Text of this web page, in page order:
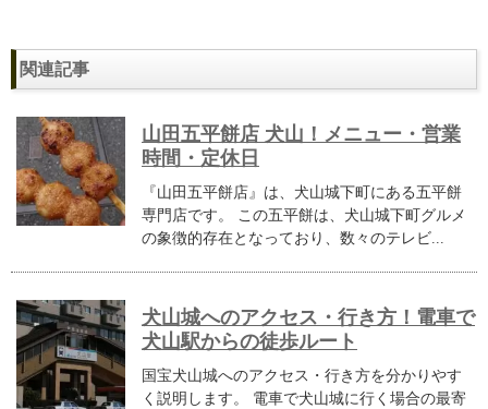
関連記事
山田五平餅店 犬山！メニュー・営業
時間・定休日
『山田五平餅店』は、犬山城下町にある五平餅
専門店です。 この五平餅は、犬山城下町グルメ
の象徴的存在となっており、数々のテレビ...
犬山城へのアクセス・行き方！電車で
犬山駅からの徒歩ルート
国宝犬山城へのアクセス・行き方を分かりやす
く説明します。 電車で犬山城に行く場合の最寄